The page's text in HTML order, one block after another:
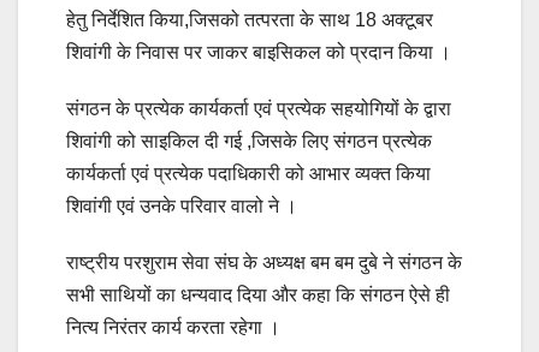
हेतु निर्देशित किया,जिसको तत्परता के साथ 18 अक्टूबर
शिवांगी के निवास पर जाकर बाइसिकल को प्रदान किया ।
संगठन के प्रत्येक कार्यकर्ता एवं प्रत्येक सहयोगियों के द्वारा
शिवांगी को साइकिल दी गई ,जिसके लिए संगठन प्रत्येक
कार्यकर्ता एवं प्रत्येक पदाधिकारी को आभार व्यक्त किया
शिवांगी एवं उनके परिवार वालो ने ।
राष्ट्रीय परशुराम सेवा संघ के अध्यक्ष बम बम दुबे ने संगठन के
सभी साथियों का धन्यवाद दिया और कहा कि संगठन ऐसे ही
नित्य निरंतर कार्य करता रहेगा ।